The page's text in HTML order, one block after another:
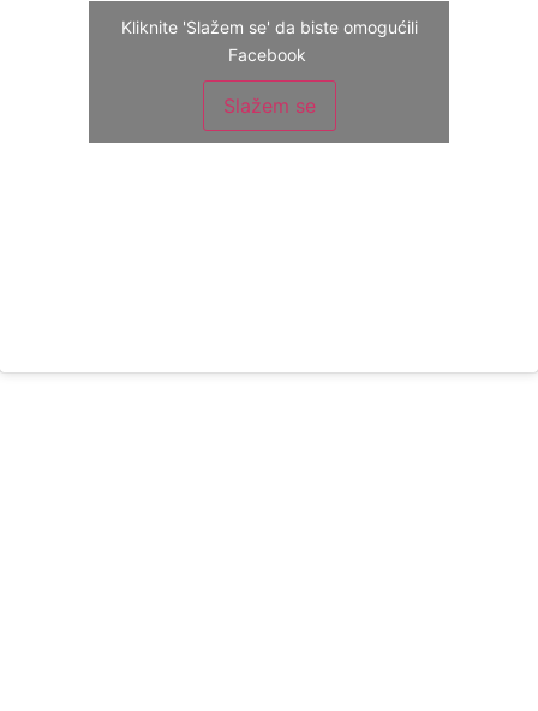
Kliknite 'Slažem se' da biste omogućili
Facebook
Slažem se